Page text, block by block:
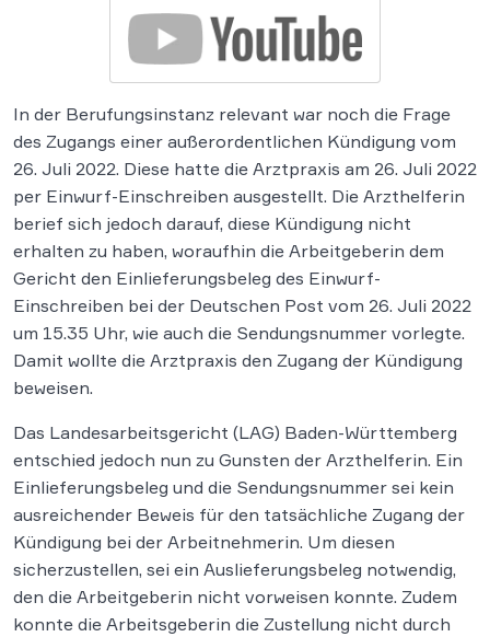
In der Berufungsinstanz relevant war noch die Frage
des Zugangs einer außerordentlichen Kündigung vom
26. Juli 2022. Diese hatte die Arztpraxis am 26. Juli 2022
per Einwurf-Einschreiben ausgestellt. Die Arzthelferin
berief sich jedoch darauf, diese Kündigung nicht
erhalten zu haben, woraufhin die Arbeitgeberin dem
Gericht den Einlieferungsbeleg des Einwurf-
Einschreiben bei der Deutschen Post vom 26. Juli 2022
um 15.35 Uhr, wie auch die Sendungsnummer vorlegte.
Damit wollte die Arztpraxis den Zugang der Kündigung
beweisen.
Das Landesarbeitsgericht (LAG) Baden-Württemberg
entschied jedoch nun zu Gunsten der Arzthelferin. Ein
Einlieferungsbeleg und die Sendungsnummer sei kein
ausreichender Beweis für den tatsächliche Zugang der
Kündigung bei der Arbeitnehmerin. Um diesen
sicherzustellen, sei ein Auslieferungsbeleg notwendig,
den die Arbeitgeberin nicht vorweisen konnte. Zudem
konnte die Arbeitsgeberin die Zustellung nicht durch